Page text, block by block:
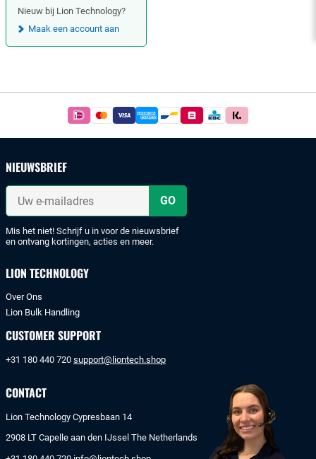
Nieuw bij Lion Technology?
Maak een account aan
Betaal
simpel
iDeal
of
bankoverschrijving.
NIEUWSBRIEF
Uw
mailadres
Mis het niet! Schrijf u in voor de nieuwsbrief
en ontvang kortingen, acties en meer.
LION TECHNOLOGY
Over Ons
Lion Bulk Handling
CUSTOMER SUPPORT
+31 180 440 720 support@liontech.shop
CONTACT
Lion Technology Cypresbaan 14
2908 LT Capelle aan den IJssel The Netherlands